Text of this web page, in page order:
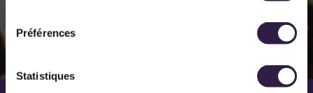
Préférences
Statistiques